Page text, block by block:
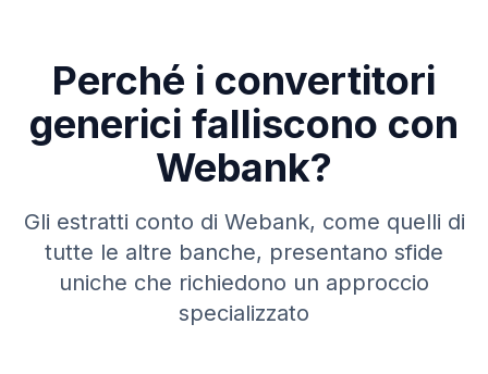
Perché i convertitori
generici falliscono con
Webank?
Gli estratti conto di Webank, come quelli di
tutte le altre banche, presentano sfide
uniche che richiedono un approccio
specializzato